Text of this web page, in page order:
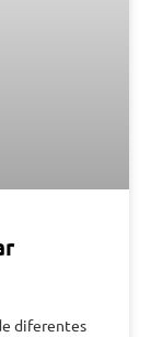
diferentes